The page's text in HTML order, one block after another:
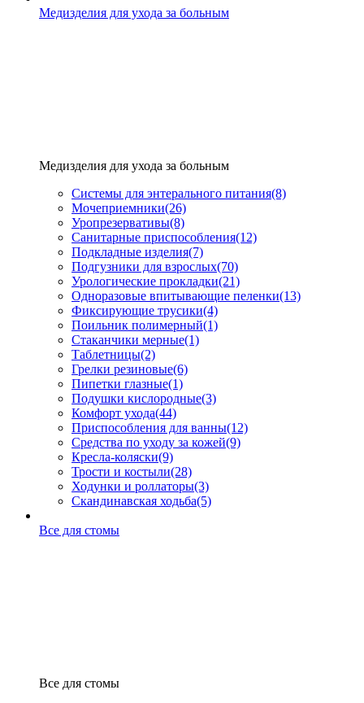
Медизделия для ухода за больным
Медизделия для ухода за больным
Системы для энтерального питания(8)
Мочеприемники(26)
Уропрезервативы(8)
Санитарные приспособления(12)
Подкладные изделия(7)
Подгузники для взрослых(70)
Урологические прокладки(21)
Одноразовые впитывающие пеленки(13)
Фиксирующие трусики(4)
Поильник полимерный(1)
Стаканчики мерные(1)
Таблетницы(2)
Грелки резиновые(6)
Пипетки глазные(1)
Подушки кислородные(3)
Комфорт ухода(44)
Приспособления для ванны(12)
Средства по уходу за кожей(9)
Кресла-коляски(9)
Трости и костыли(28)
Ходунки и роллаторы(3)
Скандинавская ходьба(5)
Все для стомы
Все для стомы